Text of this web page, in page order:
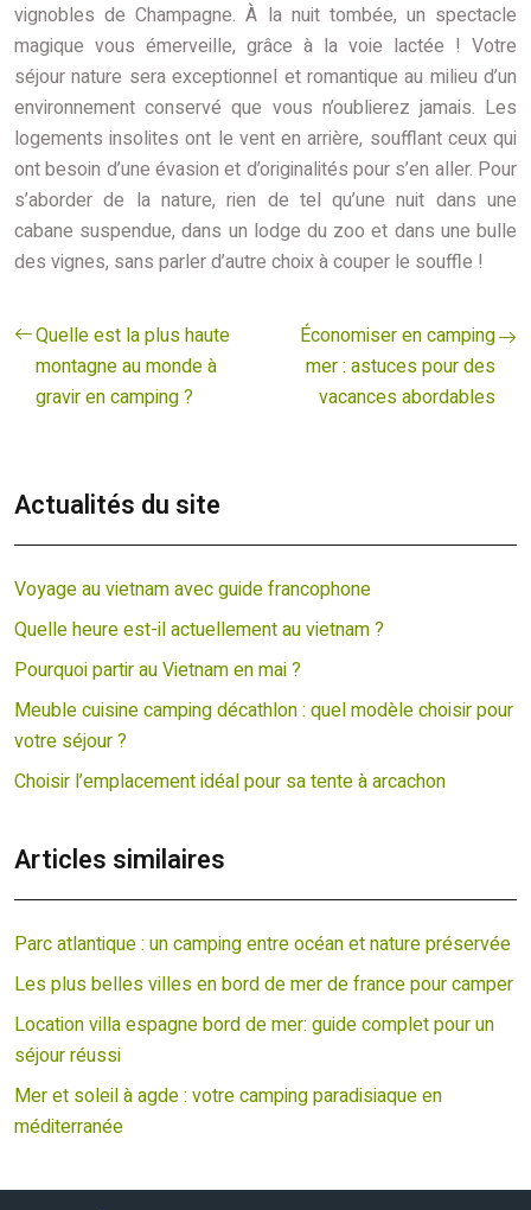
vignobles de Champagne. À la nuit tombée, un spectacle
magique vous émerveille, grâce à la voie lactée ! Votre
séjour nature sera exceptionnel et romantique au milieu d’un
environnement conservé que vous n’oublierez jamais. Les
logements insolites ont le vent en arrière, soufflant ceux qui
ont besoin d’une évasion et d’originalités pour s’en aller. Pour
s’aborder de la nature, rien de tel qu’une nuit dans une
cabane suspendue, dans un lodge du zoo et dans une bulle
des vignes, sans parler d’autre choix à couper le souffle !
Quelle est la plus haute
montagne au monde à
gravir en camping ?
Économiser en camping
mer : astuces pour des
vacances abordables
Actualités du site
Voyage au vietnam avec guide francophone
Quelle heure est-il actuellement au vietnam ?
Pourquoi partir au Vietnam en mai ?
Meuble cuisine camping décathlon : quel modèle choisir pour
votre séjour ?
Choisir l’emplacement idéal pour sa tente à arcachon
Articles similaires
Parc atlantique : un camping entre océan et nature préservée
Les plus belles villes en bord de mer de france pour camper
Location villa espagne bord de mer: guide complet pour un
séjour réussi
Mer et soleil à agde : votre camping paradisiaque en
méditerranée